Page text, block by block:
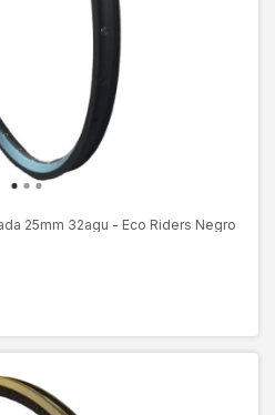
25mm 32agu - Eco Riders Negro